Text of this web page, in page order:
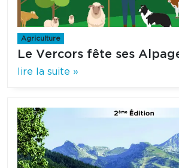
Agriculture
Le Vercors fête ses
lire la suite »